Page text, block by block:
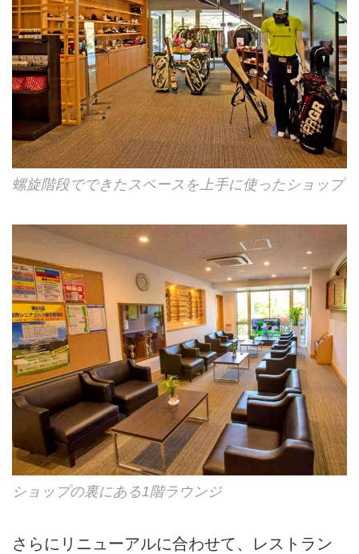
螺旋階段でできたスペースを上手に使ったショップ
ショップの裏にある1階ラウンジ
さらにリニューアルに合わせて、レストラン